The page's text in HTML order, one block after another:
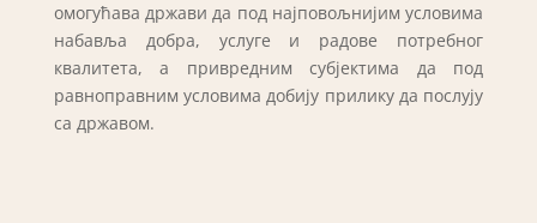
омогућава држави да под најповољнијим условима
набавља добра, услуге и радове потребног
квалитета, а привредним субјектима да под
равноправним условима добију прилику да послују
са државом.